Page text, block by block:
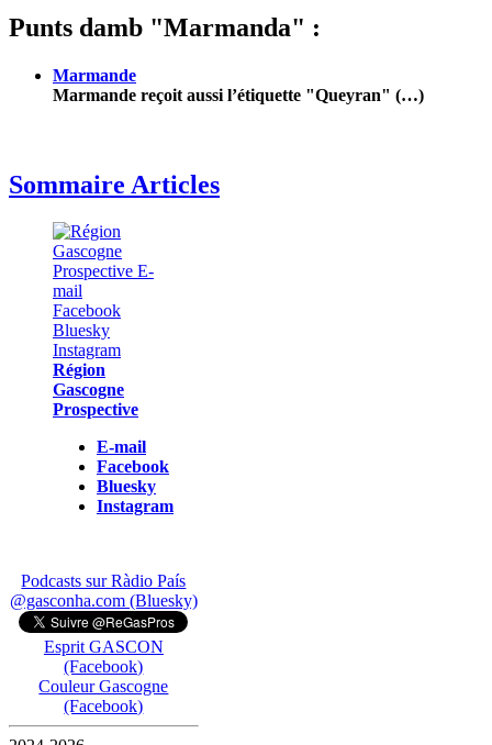
Punts damb "Marmanda" :
Marmande
Marmande reçoit aussi l’étiquette "Queyran" (…)
Sommaire Articles
Région
Gascogne
Prospective
E-mail
Facebook
Bluesky
Instagram
Podcasts sur Ràdio País
@gasconha.com (Bluesky)
Esprit GASCON
(Facebook)
Couleur Gascogne
(Facebook)